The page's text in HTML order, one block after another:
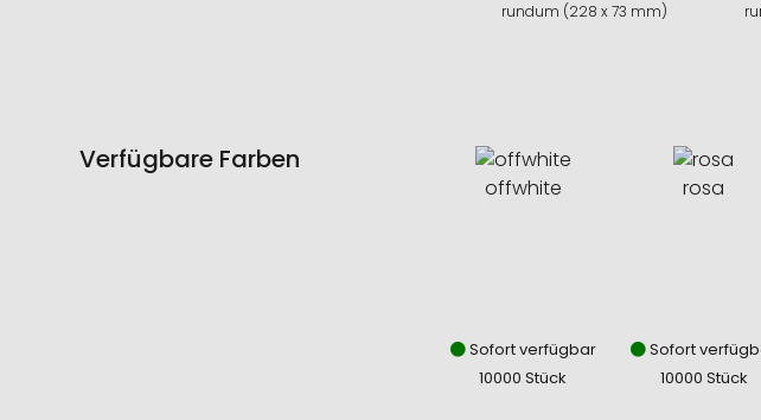
rundum (228 x 73 mm)
Verfügbare Farben
offwhite
Sofort verfügbar
10000 Stück
rosa
Sofort
10000 Stück